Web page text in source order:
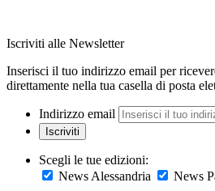
Iscriviti alle Newsletter
Inserisci il tuo indirizzo email per
direttamente nella tua casella di posta
Indirizzo email
Iscriviti
Scegli le tue edizioni:
News Alessandria
News